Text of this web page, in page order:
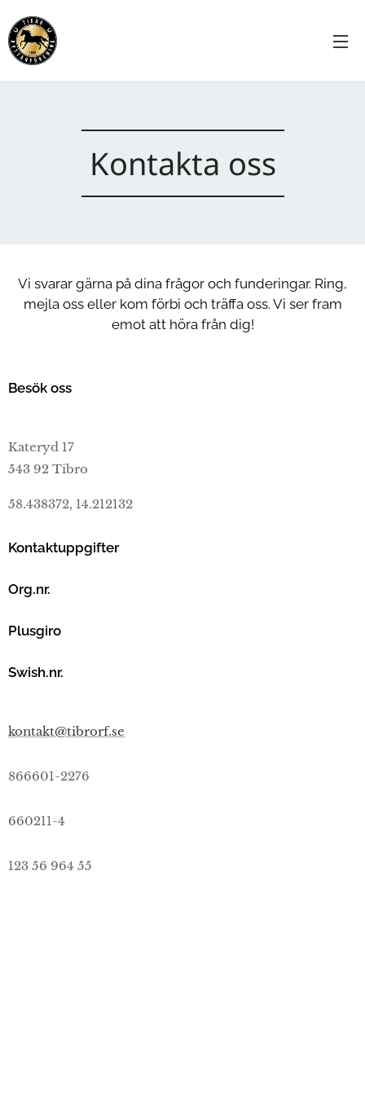
Kontakta oss
Vi svarar gärna på dina frågor och funderingar. Ring,
mejla oss eller kom förbi och träffa oss. Vi ser fram
emot att höra från dig!
Besök oss
Kateryd 17
543 92 Tibro
58.438372, 14.212132
Kontaktuppgifter
Org.nr.
Plusgiro
Swish.nr.
kontakt@tibrorf.se
866601-2276
660211-4
123 56 964 55